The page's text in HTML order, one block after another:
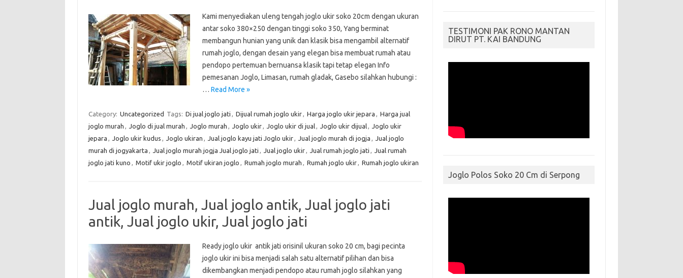
Kami menyediakan uleng tengah joglo ukir soko 20cm dengan ukuran
antar soko 380×250 dengan tinggi soko 350, Yang berminat
membangun hunian yang unik dan klasik bisa mengambil alternatif
rumah joglo, dengan desain yang elegan bisa membuat rumah atau
pendopo pertemuan bernuansa klasik tapi tetap elegan Info
pemesanan Joglo, Limasan, rumah gladak, Gasebo silahkan hubungi :
… Read More »
Category: Uncategorized Tags: Di jual joglo jati , Dijual rumah joglo ukir, Harga joglo ukir jepara , Harga jual
joglo murah , Joglo di jual murah , Joglo murah , Joglo ukir, Joglo ukir di jual, Joglo ukir dijual, Joglo ukir
jepara , Joglo ukir kudus , Joglo ukiran , Jual joglo kayu jati Joglo ukir, Jual joglo murah di jogja , Jual joglo
murah di jogyakarta , Jual joglo murah jogja Jual joglo jati , Jual joglo ukir, Jual rumah joglo jati , Jual rumah
joglo jati kuno , Motif ukir joglo , Motif ukiran joglo , Rumah joglo murah , Rumah joglo ukir, Rumah joglo ukiran
Jual joglo murah, Jual joglo antik, Jual joglo jati
antik, Jual joglo ukir, Jual joglo jati
Ready joglo ukir antik jati orisinil ukuran soko 20 cm, bagi pecinta
joglo ukir ini bisa menjadi salah satu alternatif pilihan dan bisa
dikembangkan menjadi pendopo atau rumah joglo silahkan yang
TESTIMONI PAK RONO MANTAN
DIRUT PT. KAI BANDUNG
Joglo Polos Soko 20 Cm di Serpong